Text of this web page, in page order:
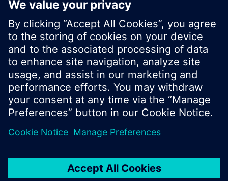
© Siemens Schweiz AG 2017
Produktangebot und Preise können pro Land
variieren.
Nutzungsbedingungen